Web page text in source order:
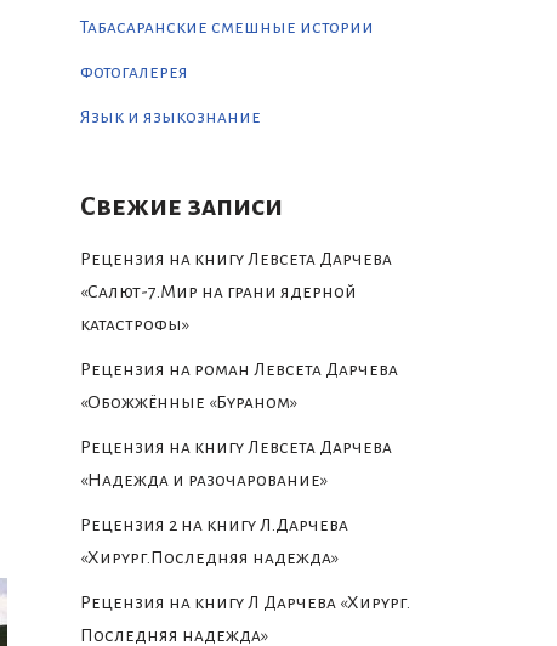
Табасаранские смешные истории
фотогалерея
Язык и языкознание
Свежие записи
Рецензия на книгу Левсета Дарчева
«Салют-7.Мир на грани ядерной
катастрофы»
Рецензия на роман Левсета Дарчева
«Обожжённые «Бураном»
Рецензия на книгу Левсета Дарчева
«Надежда и разочарование»
Рецензия 2 на книгу Л.Дарчева
«Хирург.Последняя надежда»
Рецензия на книгу Л Дарчева «Хирург.
Последняя надежда»